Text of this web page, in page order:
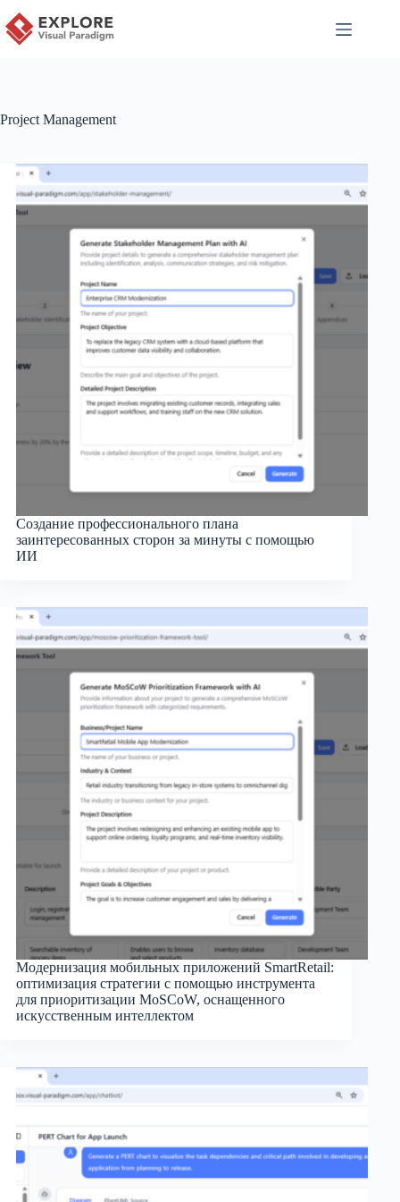
Project Management
Создание профессионального плана
заинтересованных сторон за минуты с помощью
ИИ
Модернизация мобильных приложений SmartRetail:
оптимизация стратегии с помощью инструмента
для приоритизации MoSCoW, оснащенного
искусственным интеллектом